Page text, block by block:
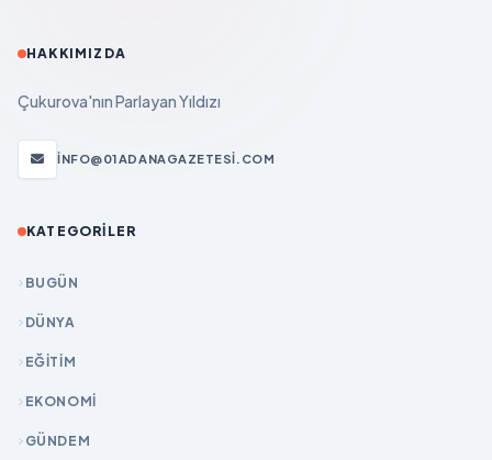
HAKKIMIZDA
Çukurova'nın Parlayan Yıldızı
INFO@01ADANAGAZETESI.COM
KATEGORILER
BUGÜN
DÜNYA
EĞİTİM
EKONOMİ
GÜNDEM